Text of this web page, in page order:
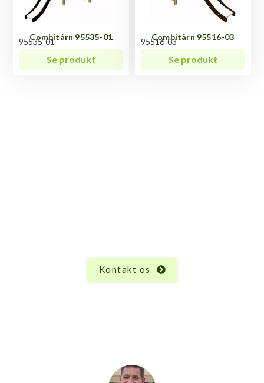
Combitårn 95535-01
95535-01
Se produkt
Combitårn 95516-03
95516-03
Se produkt
Kontakt os